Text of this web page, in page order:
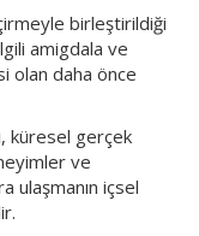
birleştirildiği
amigdala ve
olan daha önce
küresel gerçek
ve
ulaşmanın içsel